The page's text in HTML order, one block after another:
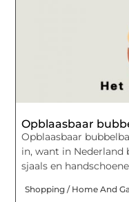
Opblaasbaar
Opblaasbaar
in, want in Nederland
sjaals en
Shopping / Home And